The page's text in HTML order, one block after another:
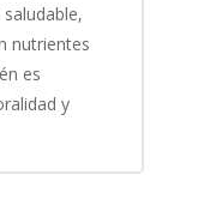
nutrientes
es
y